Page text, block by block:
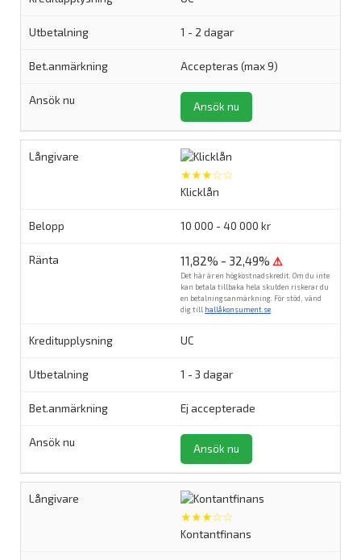
1 - 2 dagar
Accepteras (max 9)
Ansök nu
★★★☆☆
Klicklån
10 000 - 40 000 kr
11,82% - 32,49% ⚠
Det här är en högkostnadskredit. Om du inte
kan betala tillbaka hela skulden riskerar du
en betalningsanmärkning. För stöd, vänd
dig till hallåkonsument.se
UC
1 - 3 dagar
Ej accepterade
Ansök nu
★★★☆☆
Kontantfinans